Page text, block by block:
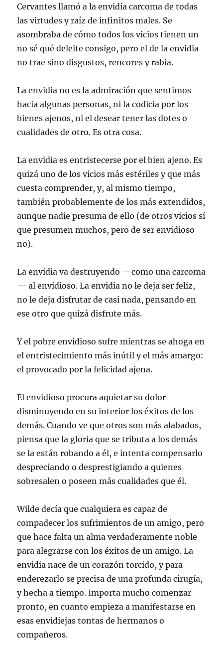
Cervantes llamó a la envidia carcoma de todas
las virtudes y raíz de infinitos males. Se
asombraba de cómo todos los vicios tienen un
no sé qué deleite consigo, pero el de la envidia
no trae sino disgustos, rencores y rabia.
La envidia no es la admiración que sentimos
hacia algunas personas, ni la codicia por los
bienes ajenos, ni el desear tener las dotes o
cualidades de otro. Es otra cosa.
La envidia es entristecerse por el bien ajeno. Es
quizá uno de los vicios más estériles y que más
cuesta comprender, y, al mismo tiempo,
también probablemente de los más extendidos,
aunque nadie presuma de ello (de otros vicios sí
que presumen muchos, pero de ser envidioso
no).
La envidia va destruyendo —como una carcoma
— al envidioso. La envidia no le deja ser feliz,
no le deja disfrutar de casi nada, pensando en
ese otro que quizá disfrute más.
Y el pobre envidioso sufre mientras se ahoga en
el entristecimiento más inútil y el más amargo:
el provocado por la felicidad ajena.
El envidioso procura aquietar su dolor
disminuyendo en su interior los éxitos de los
demás. Cuando ve que otros son más alabados,
piensa que la gloria que se tributa a los demás
se la están robando a él, e intenta compensarlo
despreciando o desprestigiando a quienes
sobresalen o poseen más cualidades que él.
Wilde decía que cualquiera es capaz de
compadecer los sufrimientos de un amigo, pero
que hace falta un alma verdaderamente noble
para alegrarse con los éxitos de un amigo. La
envidia nace de un corazón torcido, y para
enderezarlo se precisa de una profunda cirugía,
y hecha a tiempo. Importa mucho comenzar
pronto, en cuanto empieza a manifestarse en
esas envidiejas tontas de hermanos o
compañeros.